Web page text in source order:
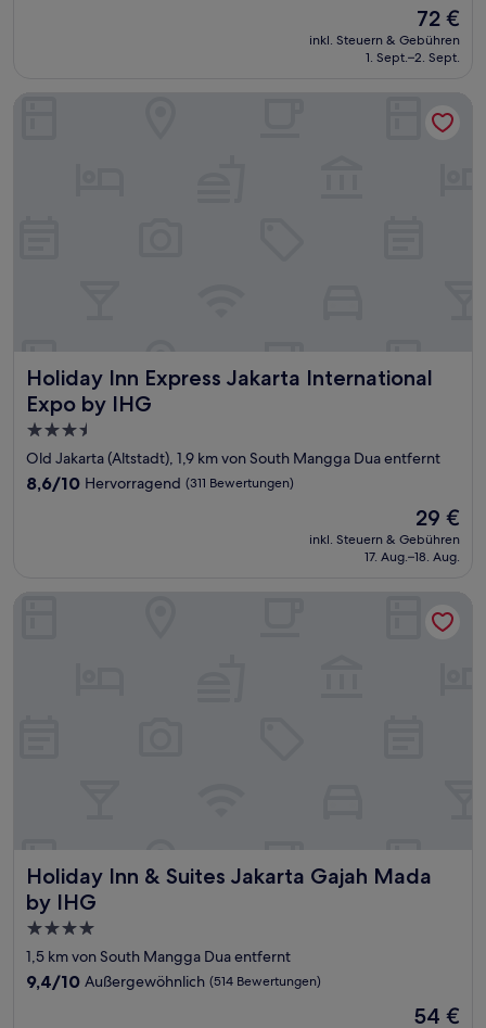
Der
Preis
beträgt
72 €
inkl. Steuern & Gebühren
1. Sept.–2. Sept.
Holiday Inn Express Jakarta International
Expo by IHG
Holiday Inn Express Jakarta International Expo by IHG
3.5-
Sterne-
Unterkunft
Old Jakarta (Altstadt), 1,9 km von South Mangga Dua entfernt
8.6
8,6/10 Hervorragend (311 Bewertungen)
Der
Preis
beträgt
29 €
inkl. Steuern & Gebühren
17. Aug.–18. Aug.
Holiday Inn & Suites Jakarta Gajah Mada
by IHG
Holiday Inn & Suites Jakarta Gajah Mada by IHG
4.0-
Sterne-
Unterkunft
1,5 km von South Mangga Dua entfernt
9.4
9,4/10 Außergewöhnlich (514 Bewertungen)
Der
54 €
Holiday Inn & Suites Jakarta Gajah Mada by IHG